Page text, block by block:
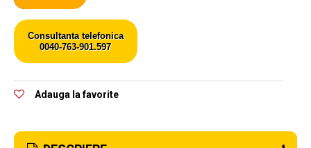
Consultanta telefonica
0040-763-901.597
Adauga la favorite